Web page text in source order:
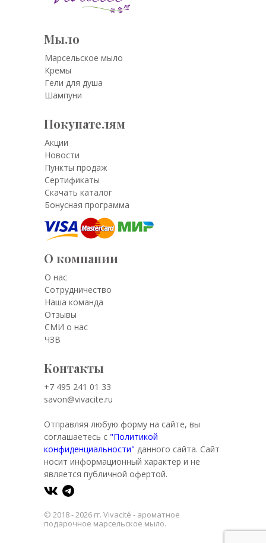
Мыло
Марсельское мыло
Кремы
Гели для душа
Шампуни
Покупателям
Акции
Новости
Пункты продаж
Сертификаты
Скачать каталог
Бонусная программа
О компании
О нас
Сотрудничество
Наша команда
Отзывы
СМИ о нас
ЧЗВ
Контакты
+7 495 241 01 33
savon@vivacite.ru
Отправляя любую форму на сайте, вы
соглашаетесь с "Политикой
конфиденциальности" данного сайта. Сайт
носит информационный характер и не
является публичной офертой.
© 2018 - 2026 гг. Vivacité - ароматное
подарочное марсельское мыло.